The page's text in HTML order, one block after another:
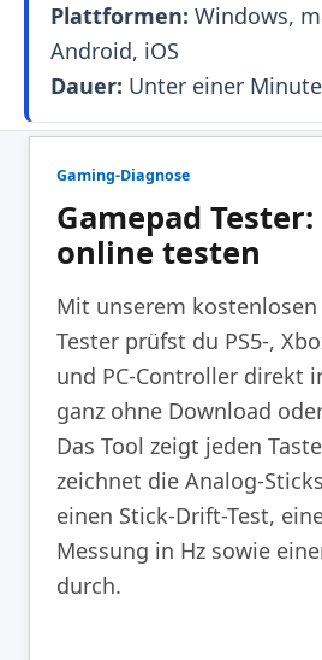
Plattformen: Windows,
Android, iOS
Dauer: Unter einer Minute
Gaming-Diagnose
Gamepad
online testen
Mit unserem kostenlosen
Tester prüfst du PS5-,
und PC-Controller direkt
ganz ohne Download
Das Tool zeigt jeden
zeichnet die Analog-
einen Stick-Drift-Test,
Messung in Hz sowie
durch.